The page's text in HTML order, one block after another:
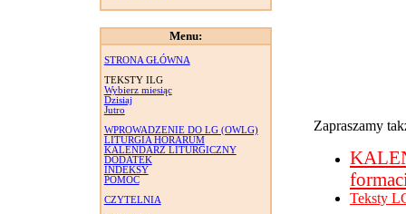
Menu:
STRONA GŁÓWNA
TEKSTY ILG
Wybierz miesiąc
Dzisiaj
Jutro
WPROWADZENIE DO LG (OWLG)
LITURGIA HORARUM
KALENDARZ LITURGICZNY
DODATEK
INDEKSY
POMOC
CZYTELNIA
Zapraszamy
Teksty